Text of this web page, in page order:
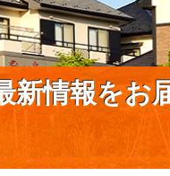
新情報をお